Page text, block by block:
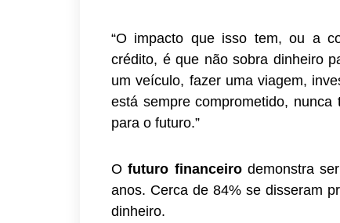
“O impacto que isso tem, ou a
crédito, é que não sobra dinheiro
um veículo, fazer uma viagem,
está sempre comprometido,
para o futuro.”
Ofuturo financeiro demonstra
anos. Cerca de 84% se disseram
dinheiro.